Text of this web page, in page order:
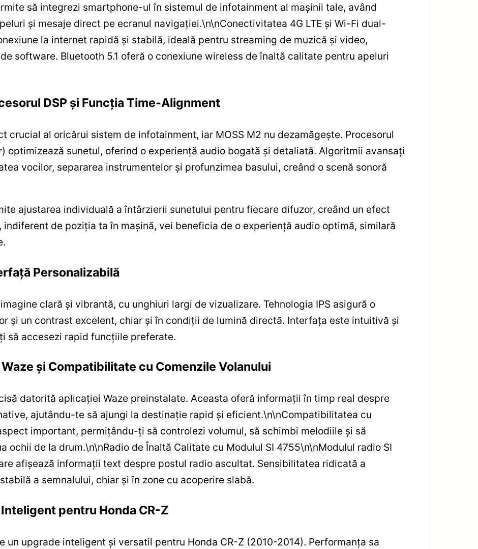
să integrezi smartphone-ul în sistemul de infotainment al mașinii tale, având
și mesaje direct pe ecranul navigației.\n\nConectivitatea 4G LTE și Wi-Fi dual-
la internet rapidă și stabilă, ideală pentru streaming de muzică și video,
software. Bluetooth 5.1 oferă o conexiune wireless de înaltă calitate pentru apeluri
DSP și Funcția Time-Alignment
crucial al oricărui sistem de infotainment, iar MOSS M2 nu dezamăgește. Procesorul
optimizează sunetul, oferind o experiență audio bogată și detaliată. Algoritmii avansați
vocilor, separarea instrumentelor și profunzimea basului, creând o scenă sonoră
ajustarea individuală a întârzierii sunetului pentru fiecare difuzor, creând un efect
de poziția ta în mașină, vei beneficia de o experiență audio optimă, similară
Personalizabilă
clară și vibrantă, cu unghiuri largi de vizualizare. Tehnologia IPS asigură o
și un contrast excelent, chiar și în condiții de lumină directă. Interfața este intuitivă și
să accesezi rapid funcțiile preferate.
și Compatibilitate cu Comenzile Volanului
datorită aplicației Waze preinstalate. Aceasta oferă informații în timp real despre
ajutându-te să ajungi la destinație rapid și eficient.\n\nCompatibilitatea cu
important, permițându-ți să controlezi volumul, să schimbi melodiile și să
ochii de la drum.\n\nRadio de Înaltă Calitate cu Modulul SI 4755\n\nModulul radio SI
afișează informații text despre postul radio ascultat. Sensibilitatea ridicată a
a semnalului, chiar și în zone cu acoperire slabă.
pentru Honda CR-Z
un upgrade inteligent și versatil pentru Honda CR-Z (2010-2014). Performanța sa